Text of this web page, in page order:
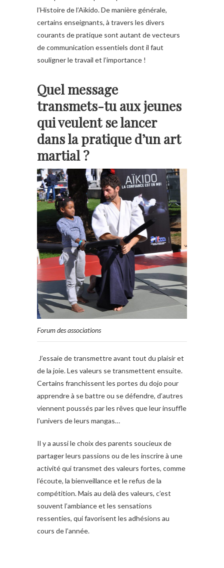
l’Histoire de l’Aïkido. De manière générale,
certains enseignants, à travers les divers
courants de pratique sont autant de vecteurs
de communication essentiels dont il faut
souligner le travail et l’importance !
Quel message
transmets-tu aux jeunes
qui veulent se lancer
dans la pratique d’un art
martial ?
Forum des associations
J’essaie de transmettre avant tout du plaisir et
de la joie. Les valeurs se transmettent ensuite.
Certains franchissent les portes du dojo pour
apprendre à se battre ou se défendre, d’autres
viennent poussés par les rêves que leur insuffle
l’univers de leurs mangas…
Il y a aussi le choix des parents soucieux de
partager leurs passions ou de les inscrire à une
activité qui transmet des valeurs fortes, comme
l’écoute, la bienveillance et le refus de la
compétition. Mais au delà des valeurs, c’est
souvent l’ambiance et les sensations
ressenties, qui favorisent les adhésions au
cours de l’année.